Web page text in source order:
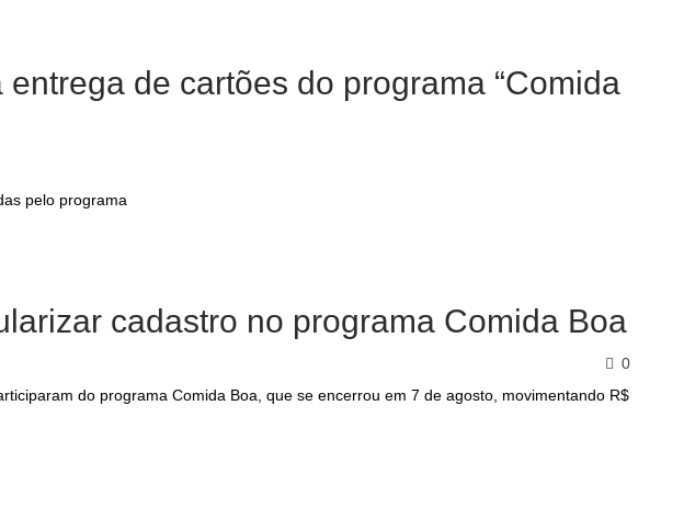
de cartões do programa “Comida
pelo programa
cadastro no programa Comida Boa
0
do programa Comida Boa, que se encerrou em 7 de agosto, movimentando R$